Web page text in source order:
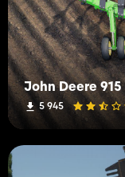
John Deere
5 945